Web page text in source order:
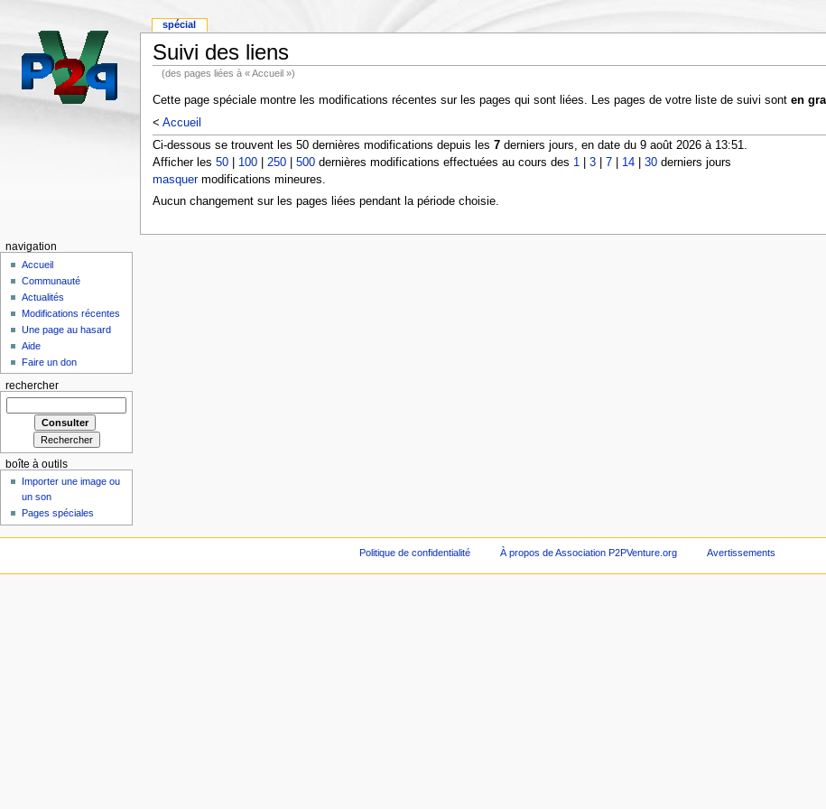
Suivi des liens
(des pages liées à « Accueil »)
Cette page spéciale montre les modifications récentes sur les pages qui sont liées. Les pages de votre liste de suivi sont en
< Accueil
Ci-dessous se trouvent les 50 dernières modifications depuis les 7derniers jours, en date du 9 août 2026 à 13:51.
Afficher les 50| 100| 250| 500dernières modifications effectuées au cours des 1| 3| 7| 14| 30derniers jours
masquermodifications mineures.
Aucun changement sur les pages liées pendant la période choisie.
spécial
navigation
Accueil
Communauté
Actualités
Modifications récentes
Une page au hasard
Aide
Faire un don
rechercher
boîte à outils
Importer une image ou
un son
Pages spéciales
Politique de confidentialité À propos de Association P2PVenture.org Avertissements